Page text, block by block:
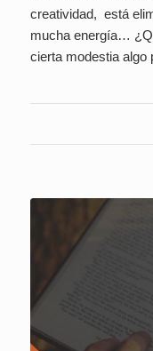
creatividad, está
mucha energía…
cierta modestia